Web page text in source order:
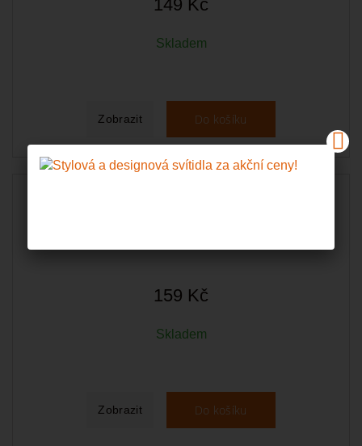
149 Kč
Skladem
Zobrazit Do košíku
159 Kč
Skladem
Zobrazit Do košíku